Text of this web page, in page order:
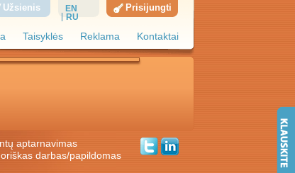
Taisyklės Reklama Kontaktai
Užsienis
EN
RU
Prisijungti
aptarnavimas